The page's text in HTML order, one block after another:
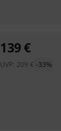
139€
UVP: 209 € -33%